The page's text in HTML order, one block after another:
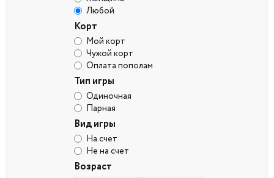
Любой
Корт
Мой корт
Чужой корт
Оплата пополам
Тип игры
Одиночная
Парная
Вид игры
На счет
Не на счет
Возраст